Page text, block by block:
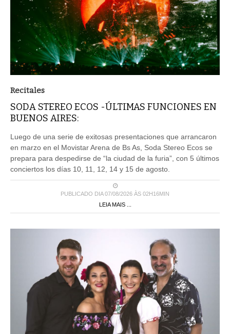
Recitales
SODA STEREO ECOS -ÚLTIMAS FUNCIONES EN
BUENOS AIRES:
Luego de una serie de exitosas presentaciones que arrancaron
en marzo en el Movistar Arena de Bs As, Soda Stereo Ecos se
prepara para despedirse de “la ciudad de la furia”, con 5 últimos
conciertos los días 10, 11, 12, 14 y 15 de agosto.
PUBLICADO DIA 07/08/2026 ÀS 02H16MIN
LEIA MAIS ...